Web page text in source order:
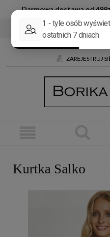
Darmowa dostawa od
Tel: +48 600 032 226
ZAREJESTRUJ
Kurtka Salko